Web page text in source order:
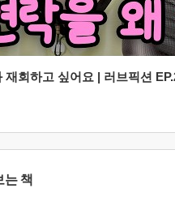
재회하고 싶어요 | 러브픽션
는 책